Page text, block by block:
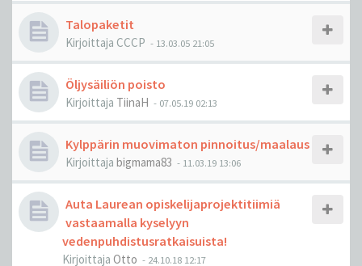
Talopaketit
Kirjoittaja CCCP - 13.03.05 21:05
Öljysäiliön poisto
Kirjoittaja TiinaH - 07.05.19 02:13
Kylppärin muovimaton pinnoitus/maalaus
Kirjoittaja bigmama83 - 11.03.19 13:06
Auta Laurean opiskelijaprojektitiimiä
vastaamalla kyselyyn
vedenpuhdistusratkaisuista!
Kirjoittaja Otto - 24.10.18 12:17